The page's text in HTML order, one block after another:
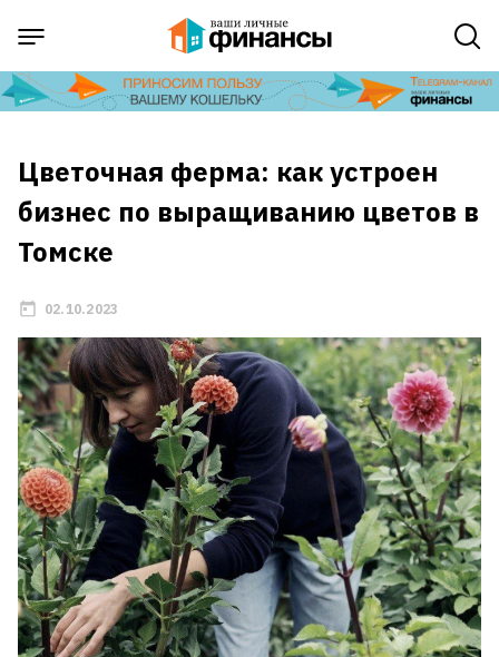
Цветочная ферма: как устроен
бизнес по выращиванию цветов в
Томске
02.10.2023